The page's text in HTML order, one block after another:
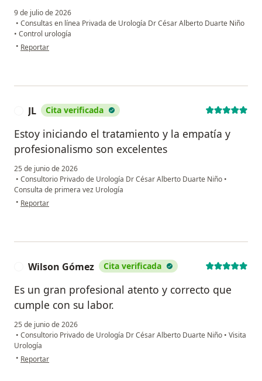
9 de julio de 2026
• Consultas en línea Privada de Urología Dr César Alberto Duarte Niño
• Control urología
• en opinión del usuario Lina Tamayo
Reportar
JL Cita verificada
Estoy iniciando el tratamiento y la empatía y
profesionalismo son excelentes
25 de junio de 2026
• Consultorio Privado de Urología Dr César Alberto Duarte Niño •
Consulta de primera vez Urología
• en opinión del usuario JL
Reportar
Wilson Gómez Cita verificada
Es un gran profesional atento y correcto que
cumple con su labor.
25 de junio de 2026
• Consultorio Privado de Urología Dr César Alberto Duarte Niño • Visita
Urología
• en opinión del usuario Wilson Gómez
Reportar